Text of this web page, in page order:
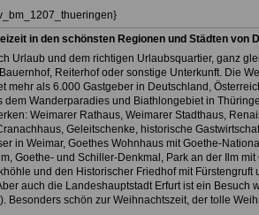
in den schönsten Regionen und Städten von
Urlaub und dem richtigen Urlaubsquartier, ganz
Reiterhof oder sonstige Unterkunft. Die
mehr als 6.000 Gastgeber in Deutschland,
dem Wanderparadies und Biathlongebiet in
Weimarer Rathaus, Weimarer Stadthaus,
Geleitschenke, historische
in Weimar, Goethes Wohnhaus mit Goethe-
Goethe- und Schiller-Denkmal, Park an der Ilm
und den Historischer Friedhof mit Fürstengruft
auch die Landeshauptstadt Erfurt ist ein Besuch
Besonders schön zur Weihnachtszeit, der tolle